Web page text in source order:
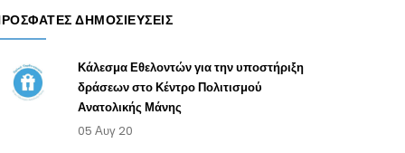
ΔΗΜΟΣΙΕΎΣΕΙΣ
Κάλεσμα Εθελοντών για την υποστήριξη
δράσεων στο Κέντρο Πολιτισμού
Ανατολικής Μάνης
05 Αυγ 20